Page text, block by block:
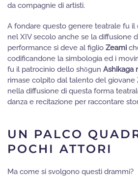
da compagnie di artisti.
A fondare questo genere teatrale fu il
nel XIV secolo anche se la diffusione
performance si deve al figlio Zeami
codificandone la simbologia ed i
fu il patrocinio dello shōgun Ashikaga
rimase colpito dal talento del giovane
nella diffusione di questa forma
danza e recitazione per raccontare
UN PALCO
POCHI ATTORI
Ma come si svolgono questi drammi?